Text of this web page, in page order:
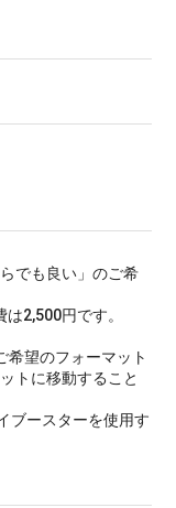
でも良い」のご希
2,500円です。
希望のフォーマット
トに移動すること
ブースターを使用す